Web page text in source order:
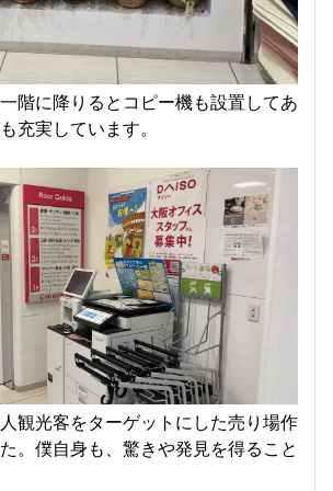
階に降りるとコピー機も設置してあ
充実しています。
観光客をターゲットにした売り場作
。僕自身も、驚きや発見を得ること